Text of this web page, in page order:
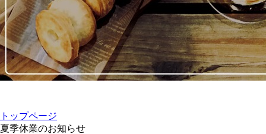
トップページ
夏季休業のお知らせ